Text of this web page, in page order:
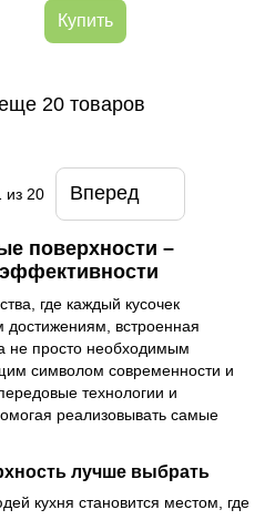
Купить
20 товаров
из 20 Вперед
поверхности –
где каждый кусочек
достижениям, встроенная
не просто необходимым
символом современности и
технологии и
реализовывать самые
лучше выбрать
кухня становится местом, где